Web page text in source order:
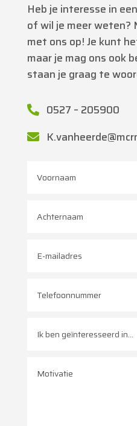
Heb je interesse in
of wil je meer weten?
met ons op! Je kunt
maar je mag ons ook
staan je graag te
 0527 – 205900
